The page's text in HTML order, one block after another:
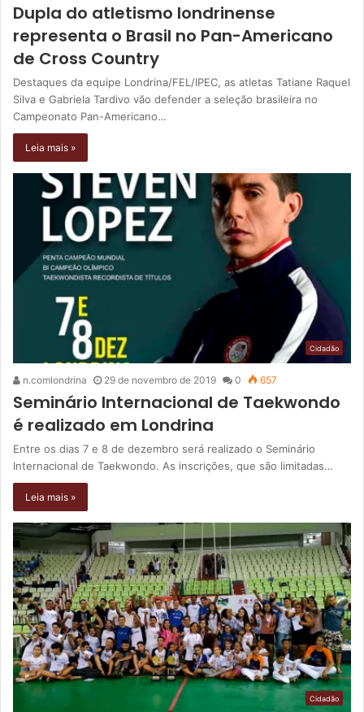
Dupla do atletismo londrinense
representa o Brasil no Pan-Americano
de Cross Country
Destaques da equipe Londrina/FEL/IPEC, as atletas Tatiane Raquel
Silva e Gabriela Tardivo vão defender a seleção brasileira no
Campeonato Pan-Americano…
Leia mais »
Cidadão
n.comlondrina 29 de novembro de 2019 0 657
Seminário Internacional de Taekwondo
é realizado em Londrina
Entre os dias 7 e 8 de dezembro será realizado o Seminário
Internacional de Taekwondo. As inscrições, que são limitadas…
Leia mais »
Cidadão